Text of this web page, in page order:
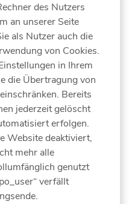
des Nutzers
an unserer Seite
als Nutzer auch die
von Cookies.
in Ihrem
die Übertragung von
Bereits
jederzeit gelöscht
erfolgen.
Website deaktiviert,
mehr alle
genutzt
verfällt